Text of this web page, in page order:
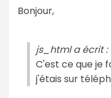
Bonjour,
js_html a écrit :
C'est ce que je
j'étais sur